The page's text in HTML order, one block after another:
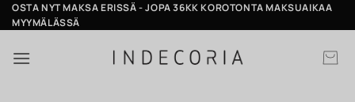
Skip
to
OSTA NYT MAKSA ERISSÄ - JOPA 36KK KOROTONTA MAKSUAIKAA
MYYMÄLÄSSÄ